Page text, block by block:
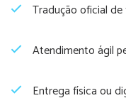
Tradução oficial de
Atendimento ágil
Entrega física ou